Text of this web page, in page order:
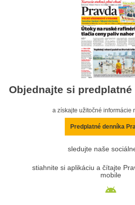
Objednajte si
a získajte užitočné informácie
Predplatné denníka
sledujte naše
stiahnite si aplikáciu a čítajte
mobile